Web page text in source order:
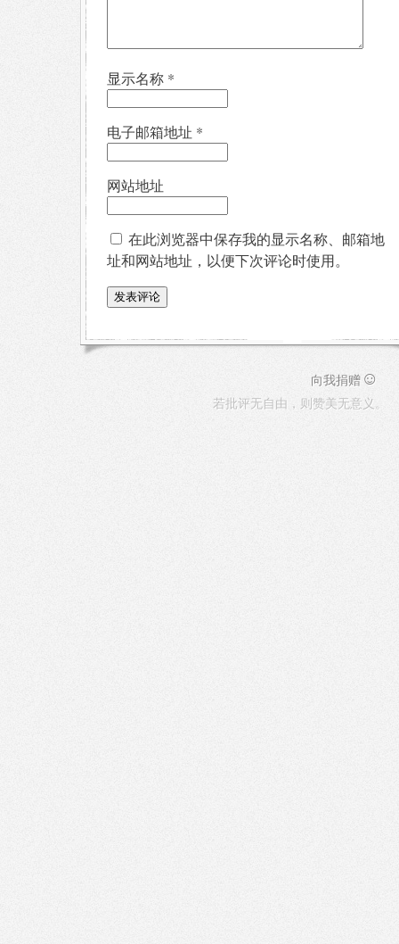
显示名称 *
电子邮箱地址 *
网站地址
在此浏览器中保存我的显示名称、邮箱地
址和网站地址，以便下次评论时使用。
向我捐赠 ☺
若批评无自由，则赞美无意义。